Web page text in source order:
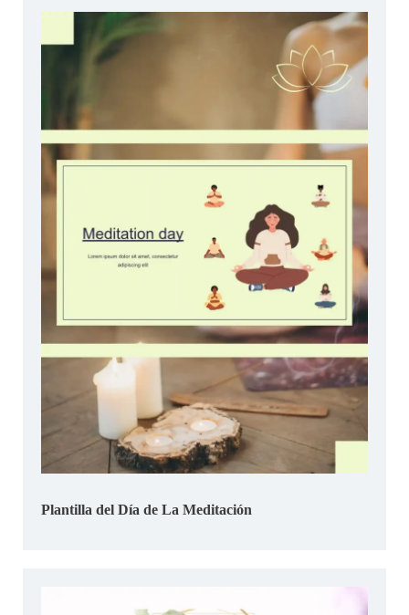
Plantilla del Día de La Meditación